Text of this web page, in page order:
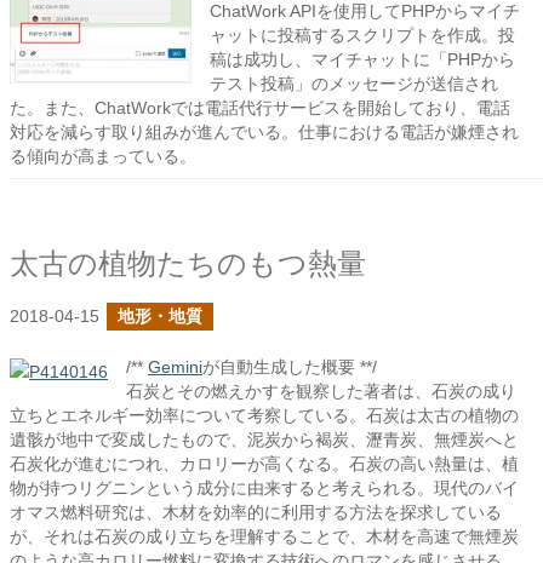
ChatWork APIを使用してPHPからマイチ
ャットに投稿するスクリプトを作成。投
稿は成功し、マイチャットに「PHPから
テスト投稿」のメッセージが送信され
た。また、ChatWorkでは電話代行サービスを開始しており、電話
対応を減らす取り組みが進んでいる。仕事における電話が嫌煙され
る傾向が高まっている。
太古の植物たちのもつ熱量
2018-04-15 地形・地質
/** Geminiが自動生成した概要 **/
石炭とその燃えかすを観察した著者は、石炭の成り
立ちとエネルギー効率について考察している。石炭は太古の植物の
遺骸が地中で変成したもので、泥炭から褐炭、瀝青炭、無煙炭へと
石炭化が進むにつれ、カロリーが高くなる。石炭の高い熱量は、植
物が持つリグニンという成分に由来すると考えられる。現代のバイ
オマス燃料研究は、木材を効率的に利用する方法を探求している
が、それは石炭の成り立ちを理解することで、木材を高速で無煙炭